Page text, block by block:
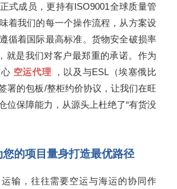
式成员，更持有ISO9001全球质量管
着我们的每一个操作流程，从方案设
循着国际最高标准。货物安全破损率
就是我们对客户最郑重的承诺。作为
空运代理
，以及与ESL（埃塞俄比
署的包板/整柜约价协议，让我们在旺
位保障能力，从源头上杜绝了“有货没
的项目量身打造最优路径
输，往往需要空运与海运的协同作